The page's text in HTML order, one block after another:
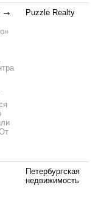
Puzzle Realty
Петербургская
недвижимость